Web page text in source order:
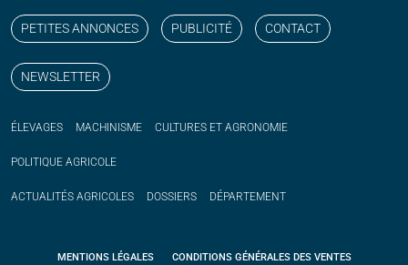
PETITES ANNONCES PUBLICITÉ CONTACT
NEWSLETTER
ÉLEVAGES MACHINISME CULTURES ET AGRONOMIE
POLITIQUE AGRICOLE
ACTUALITÉS AGRICOLES DOSSIERS DÉPARTEMENT
MENTIONS LÉGALES
CONDITIONS GÉNÉRALES DES VENTES